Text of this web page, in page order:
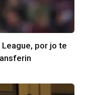
por jo te